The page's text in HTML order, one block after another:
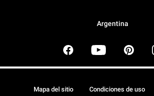
Argentina
Mapa del sitio Condiciones de uso